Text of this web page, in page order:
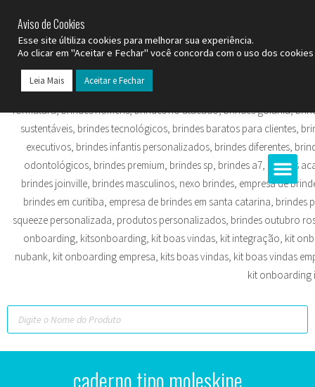
caderno tipo moleskine
Aviso de Cookies
Esse site últiliza cookies para melhorar sua experiência.
Ao clicar em "Aceitar e Fechar" você concorda com o uso dos
Leia Mais Aceitar e Fechar